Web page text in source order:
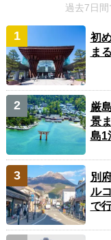
過去7日
初
ま
厳
景
島1
別
ル
で